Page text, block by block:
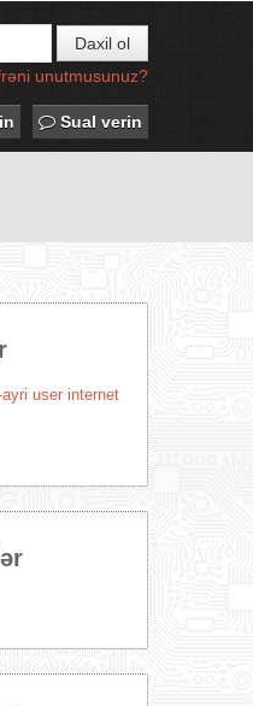
Daxil ol
unutmusunuz?
Sual verin
user internet